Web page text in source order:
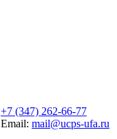
+7 (347) 262-66-77
Email: mail@ucps-ufa.ru